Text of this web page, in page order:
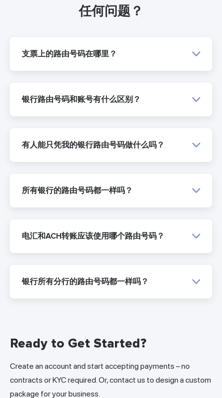
任何问题？
支票上的路由号码在哪里？
银行路由号码和账号有什么区别？
有人能只凭我的银行路由号码做什么吗？
所有银行的路由号码都一样吗？
电汇和ACH转账应该使用哪个路由号码？
银行所有分行的路由号码都一样吗？
Ready to Get Started?
Create an account and start accepting payments – no
contracts or KYC required. Or, contact us to design a custom
package for your business.